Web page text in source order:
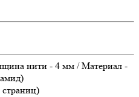
нити - 4 мм / Материал -
страниц)